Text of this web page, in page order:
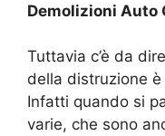
Demolizioni Auto
Tuttavia c’è da
della distruzione
Infatti quando si
varie, che sono